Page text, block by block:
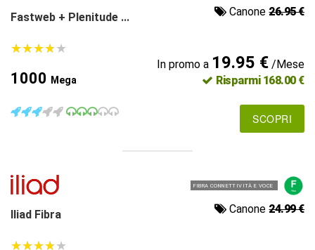
Fastweb + Plenitude ... Canone26.95 €
★★★★★
★★★★★
1000 Mega
In promo a 19.95 €/Mese
Risparmi 168.00 €
SCOPRI
FIBRA CONNETTIVITÀ E VOCE
Iliad Fibra Canone24.99 €
★★★★★
★★★★★